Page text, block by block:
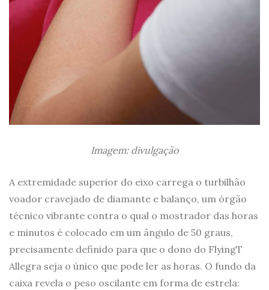
Imagem: divulgação
A extremidade superior do eixo carrega o turbilhão
voador cravejado de diamante e balanço, um órgão
técnico vibrante contra o qual o mostrador das horas
e minutos é colocado em um ângulo de 50 graus,
precisamente definido para que o dono do FlyingT
Allegra seja o único que pode ler as horas. O fundo da
caixa revela o peso oscilante em forma de estrela: